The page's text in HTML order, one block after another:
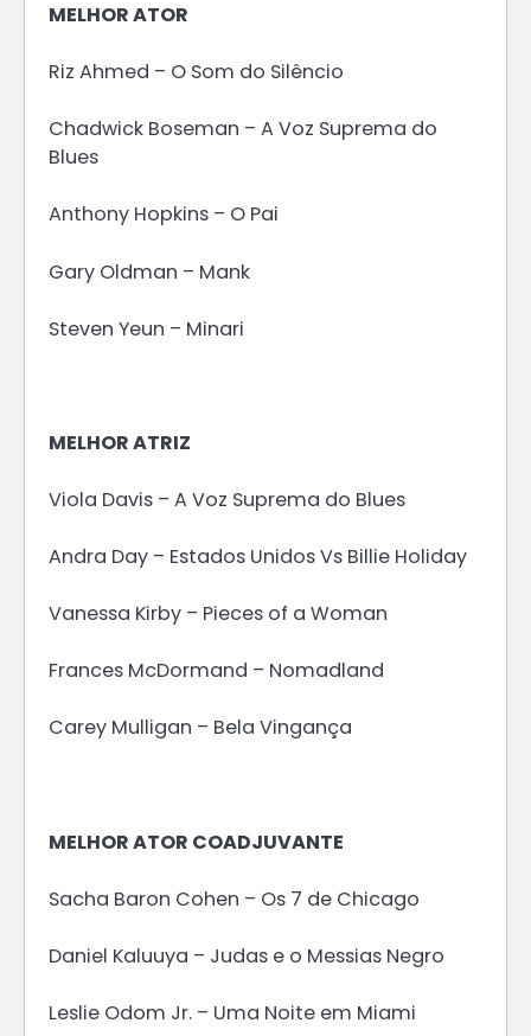
MELHOR ATOR
Riz Ahmed – O Som do Silêncio
Chadwick Boseman – A Voz Suprema do
Blues
Anthony Hopkins – O Pai
Gary Oldman – Mank
Steven Yeun – Minari
MELHOR ATRIZ
Viola Davis – A Voz Suprema do Blues
Andra Day – Estados Unidos Vs Billie Holiday
Vanessa Kirby – Pieces of a Woman
Frances McDormand – Nomadland
Carey Mulligan – Bela Vingança
MELHOR ATOR COADJUVANTE
Sacha Baron Cohen – Os 7 de Chicago
Daniel Kaluuya – Judas e o Messias Negro
Leslie Odom Jr. – Uma Noite em Miami